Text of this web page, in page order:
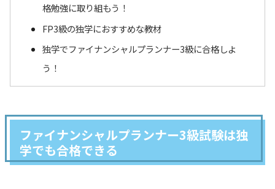
格勉強に取り組もう！
FP3級の独学におすすめな教材
独学でファイナンシャルプランナー3級に合格しよ
う！
ファイナンシャルプランナー3級試験は独
学でも合格できる